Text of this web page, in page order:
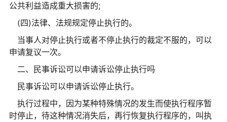
公共利益造成重大损害的;
(四)法律、法规规定停止执行的。
当事人对停止执行或者不停止执行的裁定不服的，可以
申请复议一次。
二、民事诉讼可以申请诉讼停止执行吗
民事诉讼可以申请诉讼停止执行。
执行过程中，因为某种特殊情况的发生而使执行程序暂
时停止，待这种情况消失后，再行恢复执行程序的，叫执